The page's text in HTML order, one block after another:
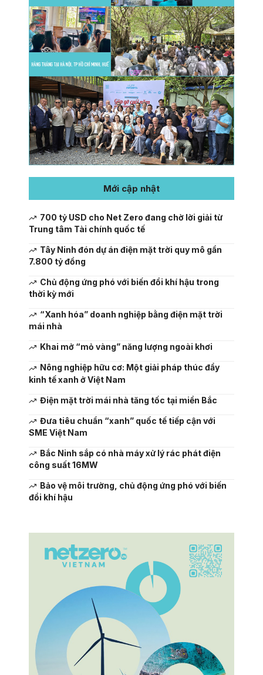
Mới cập nhật
700 tỷ USD cho Net Zero đang chờ lời giải từ
Trung tâm Tài chính quốc tế
Tây Ninh đón dự án điện mặt trời quy mô gần
7.800 tỷ đồng
Chủ động ứng phó với biến đổi khí hậu trong
thời kỳ mới
“Xanh hóa” doanh nghiệp bằng điện mặt trời
mái nhà
Khai mở “mỏ vàng” năng lượng ngoài khơi
Nông nghiệp hữu cơ: Một giải pháp thúc đẩy
kinh tế xanh ở Việt Nam
Điện mặt trời mái nhà tăng tốc tại miền Bắc
Đưa tiêu chuẩn “xanh” quốc tế tiếp cận với
SME Việt Nam
Bắc Ninh sắp có nhà máy xử lý rác phát điện
công suất 16MW
Bảo vệ môi trường, chủ động ứng phó với biến
đổi khí hậu